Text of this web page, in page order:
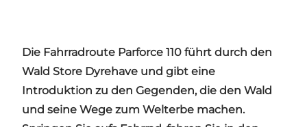
Die Fahrradroute Parforce 110 führt durch den
Wald Store Dyrehave und gibt eine
Introduktion zu den Gegenden, die den Wald
und seine Wege zum Welterbe machen.